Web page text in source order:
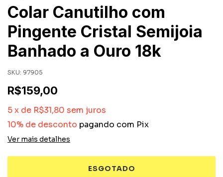
Colar Canutilho com
Pingente Cristal Semijoia
Banhado a Ouro 18k
SKU: 97905
R$159,00
5x de R$31,80 sem juros
10% de desconto pagando com Pix
Ver mais detalhes